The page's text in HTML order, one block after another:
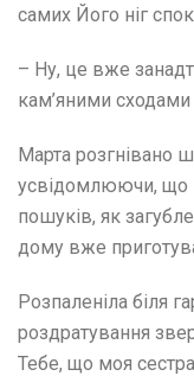
самих Його ніг
– Ну, це вже
кам’яними сходами
Марта розгнівано
усвідомлюючи, що
пошуків, як
дому вже
Розпаленіла біля
роздратування
Тебе, що моя